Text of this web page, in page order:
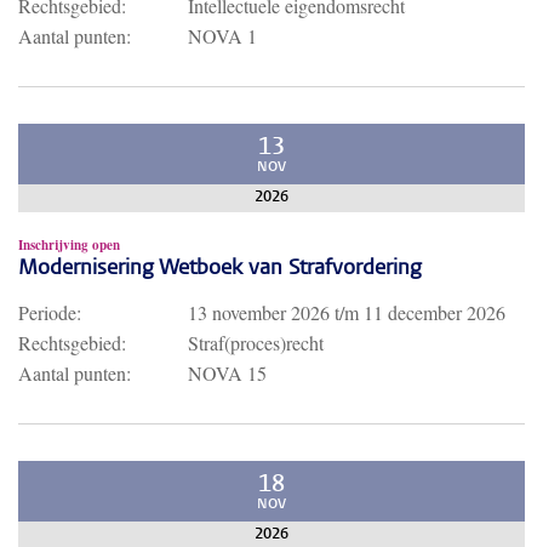
Rechtsgebied:
Intellectuele eigendomsrecht
Aantal punten:
NOVA 1
13
NOV
2026
Inschrijving open
Modernisering Wetboek van Strafvordering
Periode: 13 november 2026t/m 11 december 2026
Rechtsgebied:
Straf(proces)recht
Aantal punten:
NOVA 15
18
NOV
2026